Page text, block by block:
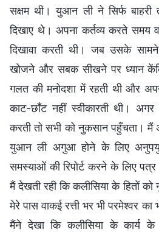
सक्षम थी। युआन ली ने सिर्फ
दिखाए थे। अपना कर्तव्य करते समय
दिखावा करती थी। जब उसके
खोजने और सबक सीखने पर ध्यान
गलत की मनोदशा में रहती थी और
काट-छाँट नहीं स्वीकारती थी।
करती तो सभी को नुकसान पहुँचता। मैं
युआन ली अगुआ होने के लिए
समस्याओं की रिपोर्ट करने के लिए
मैं देखती रही कि कलीसिया के हितों को
मेरे पास वाकई रत्ती भर भी परमेश्वर का
मैंने देखा कि कलीसिया के कार्य के